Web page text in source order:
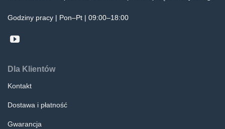
Godziny pracy | Pon–Pt | 09:00–18:00
Dla Klientów
Kontakt
Dostawa i płatność
Gwarancja